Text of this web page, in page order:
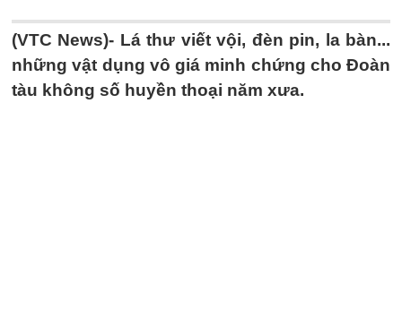
(VTC News)- Lá thư viết vội, đèn pin, la bàn...
những vật dụng vô giá minh chứng cho Đoàn
tàu không số huyền thoại năm xưa.